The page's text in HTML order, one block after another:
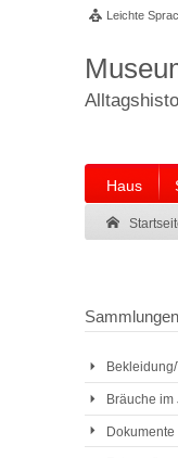
Leichte
Haus
Suche:
Suche Ende.
Sammlungen
Bräuche
Dokumente